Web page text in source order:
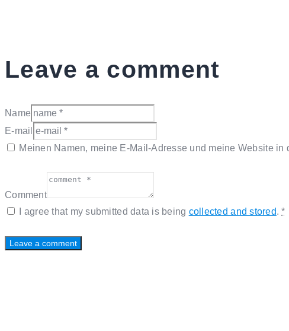
Leave a comment
Name
E-mail
Meinen Namen, meine E-Mail-Adresse und meine Website
Comment
I agree that my submitted data is being collected and stored.*